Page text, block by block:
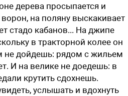
дерева просыпается и
на поляну выскакивает
стадо кабанов... На джипе
в тракторной колее он
не дойдешь: рядом с жильем
И на велике не доедешь: в
крутить сдохнешь.
услышать и вдохнуть